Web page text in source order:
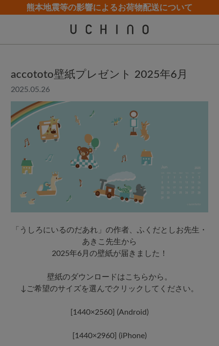
【クリアランスセール】人気パジャマが追加！
夏季休業（お電話）のお知らせ
熊本地震等の影響によるお荷物配送について
【クリアランスセール】人気パジャマが追加！
夏季休業（お電話）のお知らせ
accototo壁紙プレゼント 2025年6月
2025.05.26
「うしろにいるのだあれ」の作者、ふくだとしお先生・
あきこ先生から
2025年6月の壁紙が届きました！
壁紙のダウンロードはこちらから。
↓ご希望のサイズを選んでクリックしてください。
[1440×2560] (Android)
[1440×2960] (iPhone)